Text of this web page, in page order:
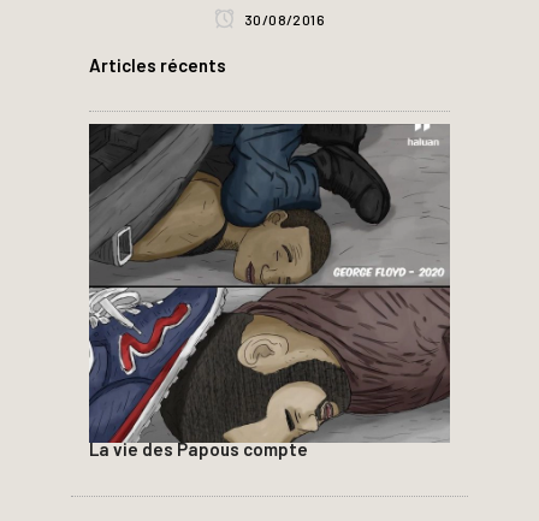
30/08/2016
Articles récents
La vie des Papous compte